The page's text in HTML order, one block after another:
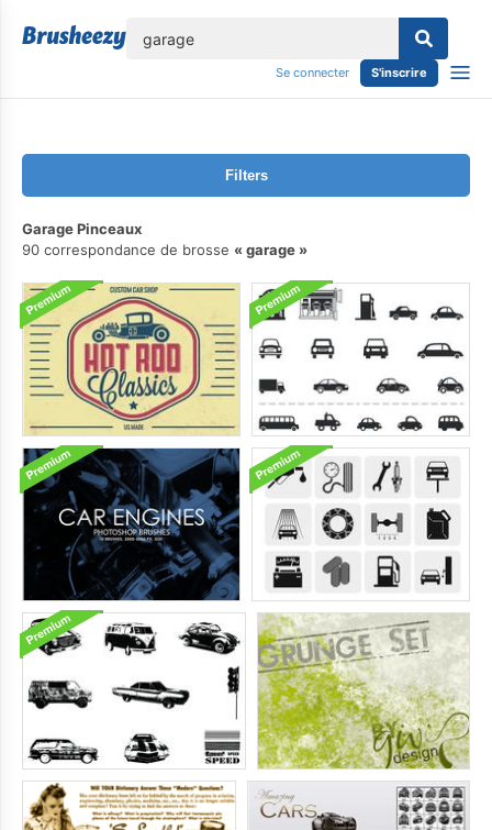
Se connecter S'inscrire
Filters
Garage Pinceaux
90 correspondance de brosse
garage